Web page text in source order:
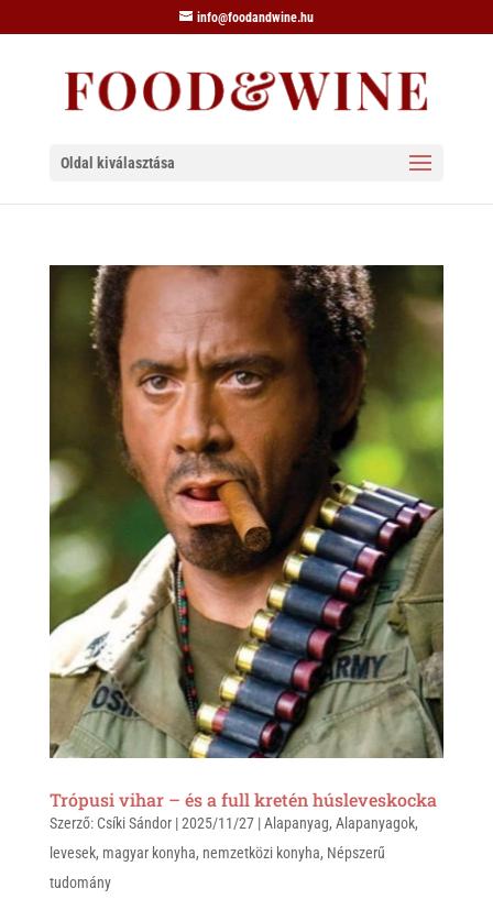
info@foodandwine.hu
Oldal kiválasztása
Trópusi vihar – és a full kretén húsleveskocka
Szerző: Csíki Sándor|2025/11/27|Alapanyag, Alapanyagok,
levesek, magyar konyha, nemzetközi konyha, Népszerű
tudomány